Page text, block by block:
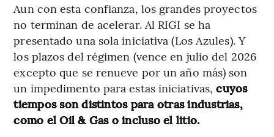
Aun con esta confianza, los grandes proyectos
no terminan de acelerar. Al RIGI se ha
presentado una sola iniciativa (Los Azules). Y
los plazos del régimen (vence en julio del 2026
excepto que se renueve por un año más) son
un impedimento para estas iniciativas, cuyos
tiempos son distintos para otras industrias,
como el Oil & Gas o incluso el litio.